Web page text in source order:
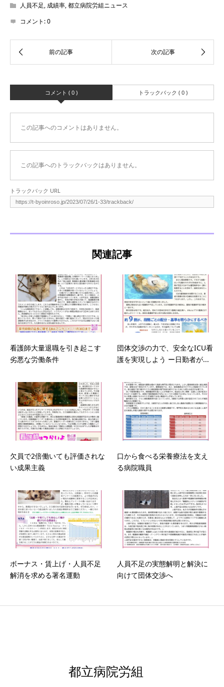
人員不足, 成績率,都立病院労組ニュース
コメント:0
コメント ( 0 ) トラックバック ( 0 )
この記事へのコメントはありません。
この記事へのトラックバックはありません。
トラックバック URL
関連記事
看護師大量退職を引き起こす
劣悪な労働条件
団体交渉の力で、安全なICU看
護を実現しよう ー日勤者が...
欠員で2倍働いても評価されな
い成果主義
口から食べる栄養療法を支え
る病院職員
ボーナス・賃上げ・人員不足
解消を求める署名運動
人員不足の実態解明と解決に
向けて団体交渉へ
都立病院労組